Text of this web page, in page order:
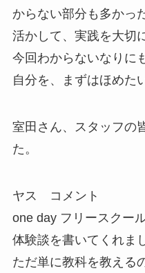
からない部分も多かっ
活かして、実践を大切
今回わからないなりに
自分を、まずはほめた
室田さん、スタッフの
た。
ヤス コメント
one day フリースクー
体験談を書いてくれま
ただ単に教科を教える